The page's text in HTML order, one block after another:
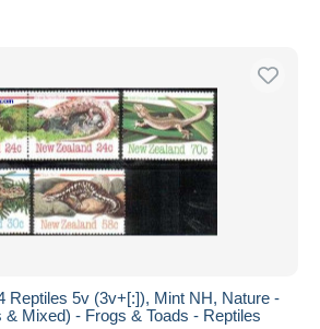
Reptiles 5v (3v+[:]), Mint NH, Nature -
Mixed) - Frogs & Toads - Reptiles